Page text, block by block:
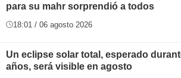
para su mahr sorprendió a todos
18:01 / 06 agosto 2026
Un eclipse solar total, esperado
años, será visible en agosto